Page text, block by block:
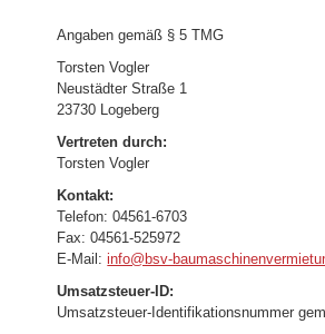
Angaben gemäß § 5 TMG
Torsten Vogler
Neustädter Straße 1
23730 Logeberg
Vertreten durch:
Torsten Vogler
Kontakt:
Telefon: 04561-6703
Fax: 04561-525972
E-Mail:info@bsv-
Umsatzsteuer-ID:
Umsatzsteuer-Identifikationsnummer